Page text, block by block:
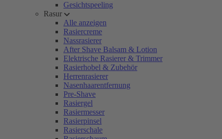
Gesichtspeeling
Rasur
Alle anzeigen
Rasiercreme
Nassrasierer
After Shave Balsam & Lotion
Elektrische Rasierer & Trimmer
Rasierhobel & Zubehör
Herrenrasierer
Nasenhaarentfernung
Pre-Shave
Rasiergel
Rasiermesser
Rasierpinsel
Rasierschale